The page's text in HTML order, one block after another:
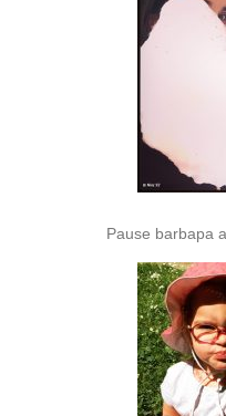
Pause barbapa